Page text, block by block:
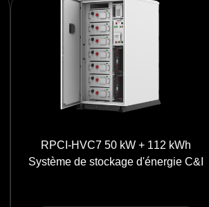
RPCI-HVC7 50 kW + 112 kWh
Système de stockage d'énergie C&I